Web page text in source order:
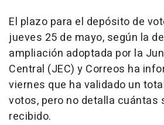
El plazo para el depósito de
jueves 25 de mayo, según la
ampliación adoptada por la
Central (JEC) y Correos ha
viernes que ha validado un
votos, pero no detalla cuántas
recibido.